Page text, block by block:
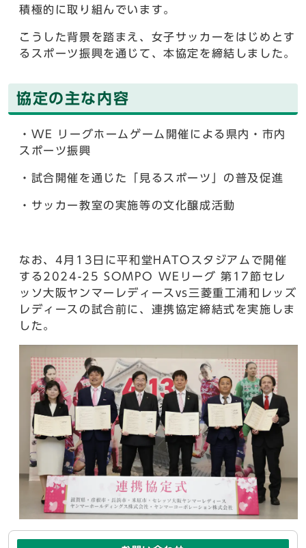
積極的に取り組んでいます。
こうした背景を踏まえ、女子サッカーをはじめとす
るスポーツ振興を通じて、本協定を締結しました。
協定の主な内容
・WE リーグホームゲーム開催による県内・市内
スポーツ振興
・試合開催を通じた「見るスポーツ」の普及促進
・サッカー教室の実施等の文化醸成活動
なお、4月13日に平和堂HATOスタジアムで開催
する2024-25 SOMPO WEリーグ 第17節セレ
ッソ大阪ヤンマーレディースvs三菱重工浦和レッズ
レディースの試合前に、連携協定締結式を実施しま
した。